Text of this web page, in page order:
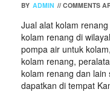
BY ADMIN // COMMENTS
Jual alat kolam
kolam renang di
pompa air untuk
kolam renang,
kolam renang dan lain
dapatkan di tempat